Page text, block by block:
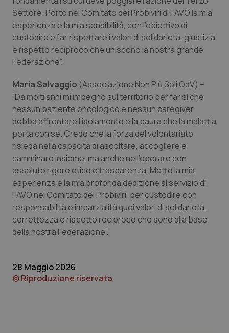
Settore. Porto nel Comitato dei Probiviri di FAVO la mia
esperienza e la mia sensibilità, con l’obiettivo di
custodire e far rispettare i valori di solidarietà, giustizia
e rispetto reciproco che uniscono la nostra grande
Federazione”.
Maria Salvaggio (Associazione Non Più Soli OdV) –
“Da molti anni mi impegno sul territorio per far sì che
nessun paziente oncologico e nessun caregiver
debba affrontare l’isolamento e la paura che la malattia
porta con sé. Credo che la forza del volontariato
risieda nella capacità di ascoltare, accogliere e
camminare insieme, ma anche nell’operare con
assoluto rigore etico e trasparenza. Metto la mia
esperienza e la mia profonda dedizione al servizio di
FAVO nel Comitato dei Probiviri, per custodire con
responsabilità e imparzialità quei valori di solidarietà,
correttezza e rispetto reciproco che sono alla base
della nostra Federazione”.
28 Maggio 2026
© Riproduzione riservata
__Secure-YNID .youtube.com
5 mesi 4
settimane
YSC
Google LLC
.youtube.com
Sessione
__Secure-
ROLLOUT_TOKEN
.youtube.com
5 mesi 4
settimane
ironfish-tracking-
named-enable